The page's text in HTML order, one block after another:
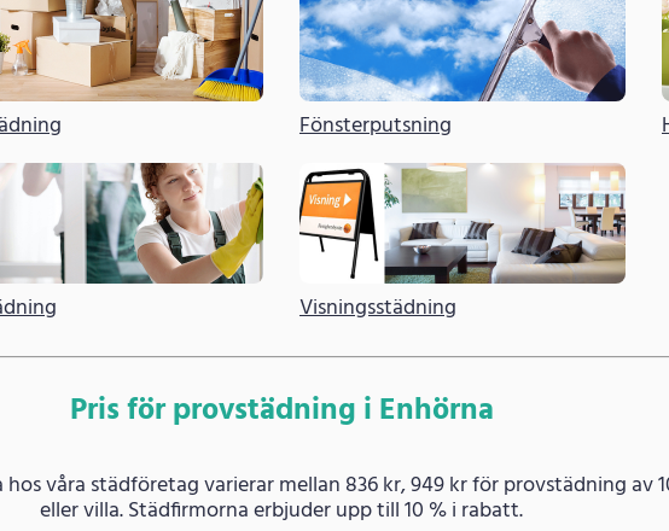
Fönsterputsning
Visningsstädning
Pris för provstädning i Enhörna
våra städföretag varierar mellan 836 kr, 949 kr för provstädning av
eller villa. Städfirmorna erbjuder upp till 10 % i rabatt.